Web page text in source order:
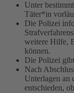
Unter
Täter*in
Die Polizei
weitere Hilfe,
können.
Die Polizei
Nach
Unterlagen an
entschieden,